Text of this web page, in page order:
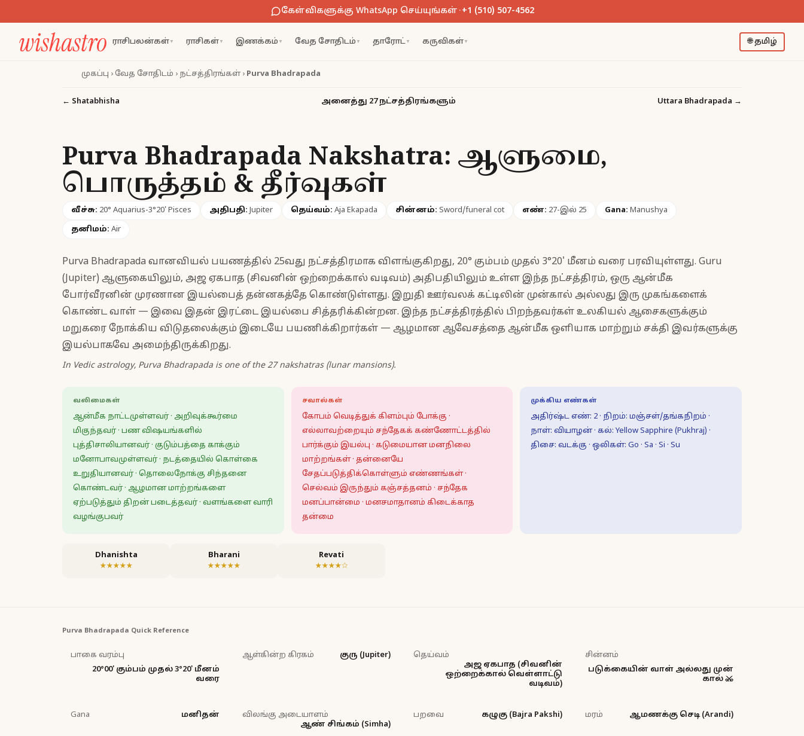
கேள்விகளுக்கு WhatsApp செய்யுங்கள் · +1 (510) 507-4562
ராசிபலன்கள் ▼ ராசிகள் ▼ இணக்கம் ▼ வேத சோதிடம் ▼ தாரோட் ▼ கருவிகள் ▼ 🌐தமிழ்
முகப்பு › வேத சோதிடம் › நட்சத்திரங்கள்› Purva Bhadrapada
← Shatabhisha அனைத்து 27 நட்சத்திரங்களும் Uttara Bhadrapada →
Purva Bhadrapada Nakshatra: ஆளுமை,
பொருத்தம் & தீர்வுகள்
வீச்சு: 20° Aquarius-3°20' Pisces அதிபதி: Jupiter தெய்வம்: Aja Ekapada சின்னம்: Sword/funeral cot எண்: 27-இல் 25 Gana: Manushya
தனிமம்: Air
Purva Bhadrapada வானவியல் பயணத்தில் 25வது நட்சத்திரமாக விளங்குகிறது, 20° கும்பம் முதல் 3°20' மீனம் வரை பரவியுள்ளது. Guru
(Jupiter) ஆளுகையிலும், அஜ ஏகபாத (சிவனின் ஒற்றைக்கால் வடிவம்) அதிபதியிலும் உள்ள இந்த நட்சத்திரம், ஒரு ஆன்மீக
போர்வீரனின் முரணான இயல்பைத் தன்னகத்தே கொண்டுள்ளது. இறுதி ஊர்வலக் கட்டிலின் முன்கால் அல்லது இரு முகங்களைக்
கொண்ட வாள் — இவை இதன் இரட்டை இயல்பை சித்தரிக்கின்றன. இந்த நட்சத்திரத்தில் பிறந்தவர்கள் உலகியல் ஆசைகளுக்கும்
மறுகரை நோக்கிய விடுதலைக்கும் இடையே பயணிக்கிறார்கள் — ஆழமான ஆவேசத்தை ஆன்மீக ஒளியாக மாற்றும் சக்தி இவர்களுக்கு
இயல்பாகவே அமைந்திருக்கிறது.
In Vedic astrology, Purva Bhadrapada is one of the 27 nakshatras (lunar mansions).
வலிமைகள்
ஆன்மீக நாட்டமுள்ளவர் · அறிவுக்கூர்மை
மிகுந்தவர் · பண விஷயங்களில்
புத்திசாலியானவர் · குடும்பத்தை காக்கும்
மனோபாவமுள்ளவர் · நடத்தையில் கொள்கை
உறுதியானவர் · தொலைநோக்கு சிந்தனை
கொண்டவர் · ஆழமான மாற்றங்களை
ஏற்படுத்தும் திறன் படைத்தவர் · வளங்களை வாரி
வழங்குபவர்
சவால்கள்
கோபம் வெடித்துக் கிளம்பும் போக்கு ·
எல்லாவற்றையும் சந்தேகக் கண்ணோட்டத்தில்
பார்க்கும் இயல்பு · கடுமையான மனநிலை
மாற்றங்கள் · தன்னையே
சேதப்படுத்திக்கொள்ளும் எண்ணங்கள் ·
செல்வம் இருந்தும் கஞ்சத்தனம் · சந்தேக
மனப்பான்மை · மனசமாதானம் கிடைக்காத
தன்மை
முக்கிய எண்கள்
அதிர்ஷ்ட எண்: 2 · நிறம்: மஞ்சள்/தங்கநிறம் ·
நாள்: வியாழன் · கல்: Yellow Sapphire (Pukhraj) ·
திசை: வடக்கு · ஒலிகள்: Go · Sa · Si · Su
Dhanishta
★★★★★
Bharani
★★★★★
Revati
★★★★☆
Purva Bhadrapada Quick Reference
பாகை வரம்பு
20°00' கும்பம் முதல் 3°20' மீனம்
வரை
ஆள்கின்ற கிரகம் குரு (Jupiter)
தெய்வம்
அஜ ஏகபாத (சிவனின்
ஒற்றைக்கால் வெள்ளாட்டு
வடிவம்)
சின்னம்
படுக்கையின் வாள் அல்லது முன்
கால் ⚔️
Gana மனிதன்
விலங்கு அடையாளம்
ஆண் சிங்கம் (Simha)
பறவை கழுகு (Bajra Pakshi) மரம் ஆமணக்கு செடி (Arandi)